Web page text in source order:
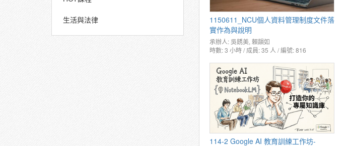
生活與法律
1150611_NCU個人資料管理制度文件落
實作為與說明
承辦人:吳銹美,賴韻如
時數: 3 小時 / 成員: 35 人 / 編號: 816
114-2 Google AI 教育訓練工作坊-